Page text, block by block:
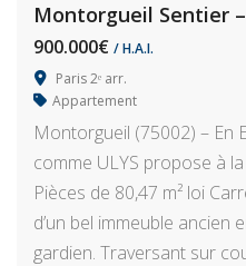
900.000€ / H.A.I.
Paris 2ᵉ arr.
Appartement
Montorgueil (75002) – En
comme ULYS propose à
Pièces de 80,47 m² loi
d’un bel immeuble ancien
gardien. Traversant sur